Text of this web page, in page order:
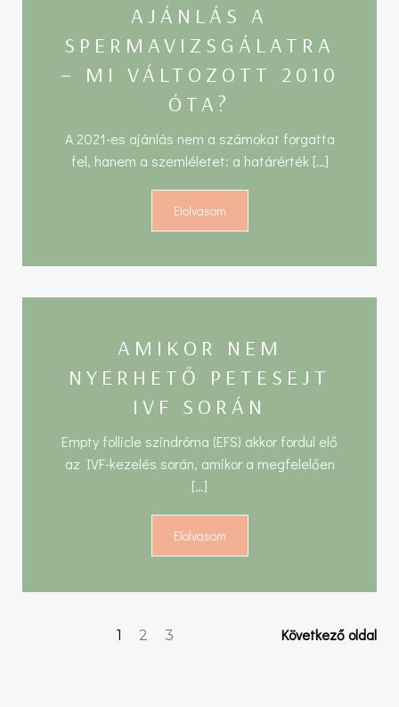
AJÁNLÁS A
SPERMAVIZSGÁLATRA
– MI VÁLTOZOTT 2010
ÓTA?
A 2021-es ajánlás nem a számokat forgatta
fel, hanem a szemléletet: a határérték […]
Elolvasom
AMIKOR NEM
NYERHETŐ PETESEJT
IVF SORÁN
Empty follicle szindróma (EFS) akkor fordul elő
az IVF-kezelés során, amikor a megfelelően
[…]
Elolvasom
PostsPage
1 Page
2 Page
3
Posts
Következő oldal